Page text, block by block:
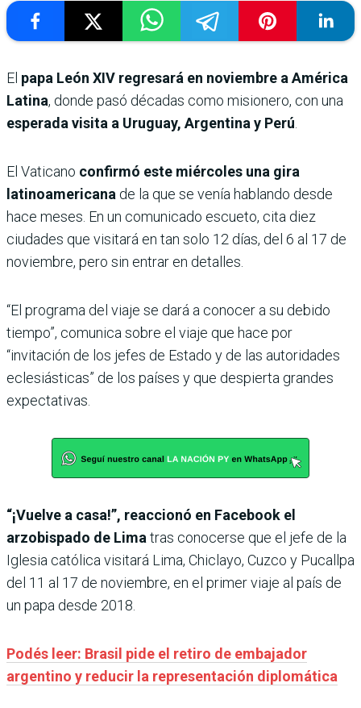
El papa León XIV regresará en noviembre a América
Latina, donde pasó décadas como misionero, con una
esperada visita a Uruguay, Argentina y Perú
El Vaticano confirmó este miércoles una gira
latinoamericana de la que se venía hablando desde
hace meses. En un comunicado escueto, cita diez
ciudades que visitará en tan solo 12 días, del 6 al 17 de
noviembre, pero sin entrar en detalles.
“El programa del viaje se dará a conocer a su debido
tiempo”, comunica sobre el viaje que hace por
“invitación de los jefes de Estado y de las autoridades
eclesiásticas” de los países y que despierta grandes
expectativas.
“¡Vuelve a casa!”, reaccionó en Facebook el
arzobispado de Lima tras conocerse que el jefe de la
Iglesia católica visitará Lima, Chiclayo, Cuzco y Pucallpa
del 11 al 17 de noviembre, en el primer viaje al país de
un papa desde 2018.
Podés leer: Brasil pide el retiro de embajador
argentino y reducir la representación diplomática